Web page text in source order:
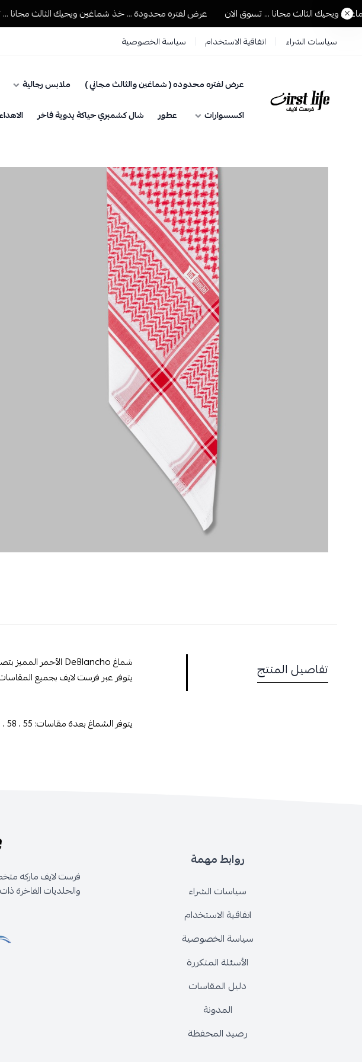
الثالث مجانا ... تسوق الان عرض لفتره محدودة ... خذ شماغين ويجيك الثالث مجانا ...
سياسات الشراء اتفاقية الاستخدام سياسة الخصوصية
فرست لايف للمستلزمات الرجالية
عرض لفتره محدوده ( شماغين والثالث مجاني ) ملابس رجالية
اكسسوارات
عطور شال كشميري حياكة يدوية فاخر الاهداء
تفاصيل المنتج
شماغ DeBlancho الأحمر المميز بتصمميمه الراقي وجودتة العالية مما يعطيك إطلالة رائعة في جميع المناسبات والمحافل
يتوفر عبر فرست لايف بجميع
يتوفر الشماغ بعدة مقاسات: 55 ، 58 ، 60
روابط مهمة
سياسات الشراء
اتفاقية الاستخدام
سياسة الخصوصية
الأسئلة المتكررة
دليل المقاسات
المدونة
رصيد المحفظة
فرست لايف ماركه
والجلديات الفاخرة